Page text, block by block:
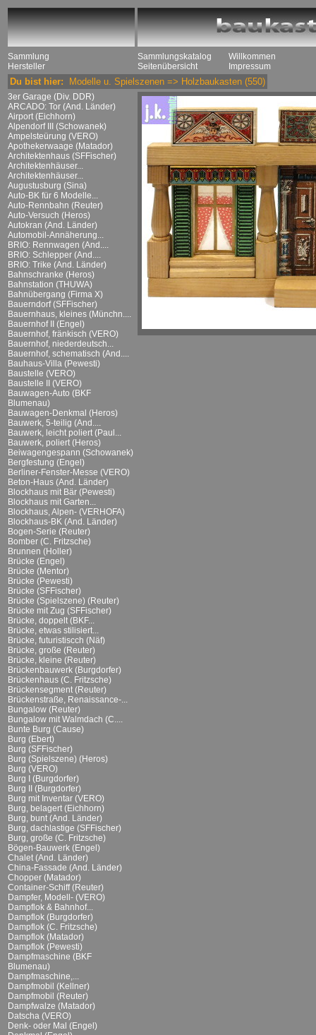
Sammlung
Hersteller
Sammlungskatalog
Seitenübersicht
Willkommen
Impressum
Du bist hier: Modelle u. Spielszenen => Holzbaukasten (550)
3er Garage (Div. DDR)
ARCADO: Tor (And. Länder)
Airport (Eichhorn)
Alpendorf III (Schowanek)
Ampelsteürung (VERO)
Apothekerwaage (Matador)
Architektenhaus (SFFischer)
Architektenhäuser...
Architektenhäuser...
Augustusburg (Sina)
Auto-BK für 6 Modelle...
Auto-Rennbahn (Reuter)
Auto-Versuch (Heros)
Autokran (And. Länder)
Automobil-Annäherung...
BRIO: Rennwagen (And....
BRIO: Schlepper (And....
BRIO: Trike (And. Länder)
Bahnschranke (Heros)
Bahnstation (THUWA)
Bahnübergang (Firma X)
Bauerndorf (SFFischer)
Bauernhaus, kleines (Münchn....
Bauernhof II (Engel)
Bauernhof, fränkisch (VERO)
Bauernhof, niederdeutsch...
Bauernhof, schematisch (And....
Bauhaus-Villa (Pewesti)
Baustelle (VERO)
Baustelle II (VERO)
Bauwagen-Auto (BKF
Blumenau)
Bauwagen-Denkmal (Heros)
Bauwerk, 5-teilig (And....
Bauwerk, leicht poliert (Paul...
Bauwerk, poliert (Heros)
Beiwagengespann (Schowanek)
Bergfestung (Engel)
Berliner-Fenster-Messe (VERO)
Beton-Haus (And. Länder)
Blockhaus mit Bär (Pewesti)
Blockhaus mit Garten...
Blockhaus, Alpen- (VERHOFA)
Blockhaus-BK (And. Länder)
Bogen-Serie (Reuter)
Bomber (C. Fritzsche)
Brunnen (Holler)
Brücke (Engel)
Brücke (Mentor)
Brücke (Pewesti)
Brücke (SFFischer)
Brücke (Spielszene) (Reuter)
Brücke mit Zug (SFFischer)
Brücke, doppelt (BKF...
Brücke, etwas stilisiert...
Brücke, futuristiscch (Näf)
Brücke, große (Reuter)
Brücke, kleine (Reuter)
Brückenbauwerk (Burgdorfer)
Brückenhaus (C. Fritzsche)
Brückensegment (Reuter)
Brückenstraße, Renaissance-...
Bungalow (Reuter)
Bungalow mit Walmdach (C....
Bunte Burg (Cause)
Burg (Ebert)
Burg (SFFischer)
Burg (Spielszene) (Heros)
Burg (VERO)
Burg I (Burgdorfer)
Burg II (Burgdorfer)
Burg mit Inventar (VERO)
Burg, belagert (Eichhorn)
Burg, bunt (And. Länder)
Burg, dachlastige (SFFischer)
Burg, große (C. Fritzsche)
Bögen-Bauwerk (Engel)
Chalet (And. Länder)
China-Fassade (And. Länder)
Chopper (Matador)
Container-Schiff (Reuter)
Dampfer, Modell- (VERO)
Dampflok & Bahnhof...
Dampflok (Burgdorfer)
Dampflok (C. Fritzsche)
Dampflok (Matador)
Dampflok (Pewesti)
Dampfmaschine (BKF
Blumenau)
Dampfmaschine,...
Dampfmobil (Kellner)
Dampfmobil (Reuter)
Dampfwalze (Matador)
Datscha (VERO)
Denk- oder Mal (Engel)